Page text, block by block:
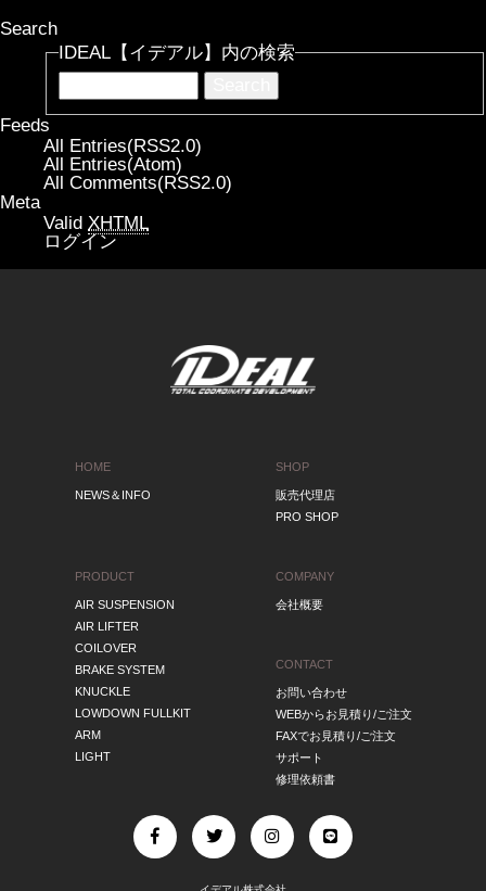
Search
IDEAL【イデアル】内の検索
Feeds
All Entries(RSS2.0)
All Entries(Atom)
All Comments(RSS2.0)
Meta
Valid XHTML
ログイン
HOME
NEWS＆INFO
PRODUCT
AIR SUSPENSION
AIR LIFTER
COILOVER
BRAKE SYSTEM
KNUCKLE
LOWDOWN FULLKIT
ARM
LIGHT
SHOP
販売代理店
PRO SHOP
COMPANY
会社概要
CONTACT
お問い合わせ
WEBからお見積り/ご注文
FAXでお見積り/ご注文
サポート
修理依頼書